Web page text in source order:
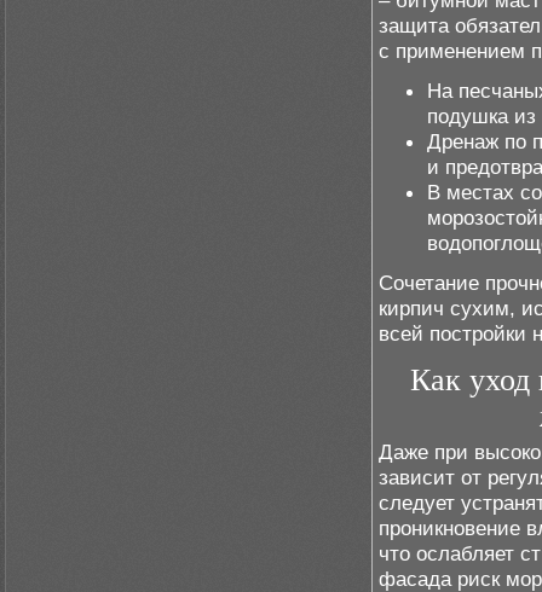
защита
с применением
На
подушка
Дренаж по
и
В местах
Сочетание
кирпич сухим,
всей постройки
Как уход
Даже при
зависит от
следует
проникновение
что ослабляет
фасада риск